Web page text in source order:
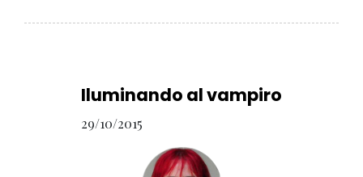
Iluminando al vampiro
29/10/2015